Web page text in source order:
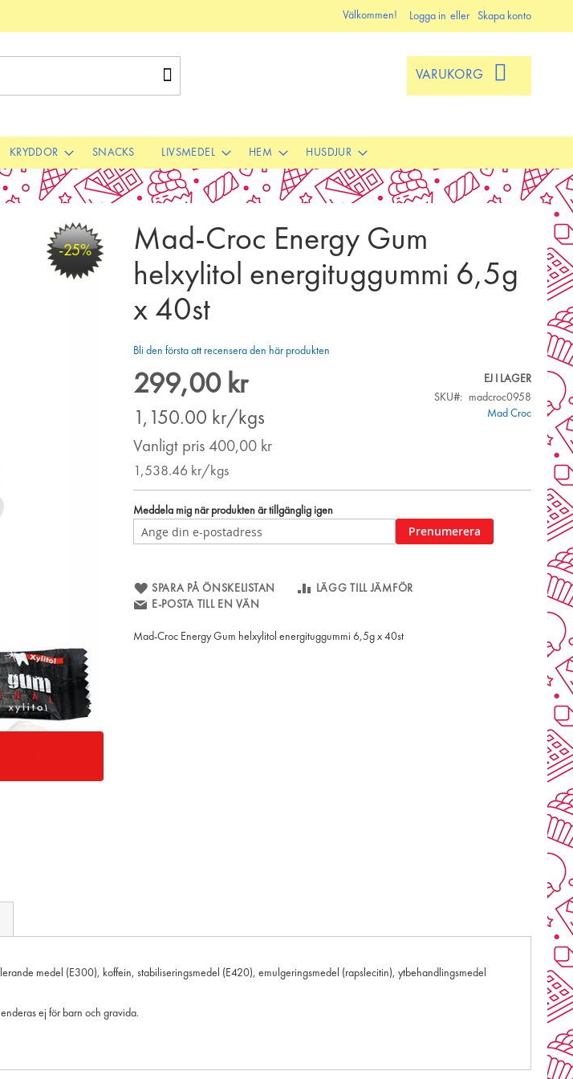
Välkommen! Logga in Skapa konto
VARUKORG
KRYDDOR SNACKS LIVSMEDEL HEM HUSDJUR
-25%
Mad-Croc Energy Gum
helxylitol energituggummi 6,5g
x 40st
Bli den första att recensera den här produkten
Special
299,00 kr
1,150.00 kr/kgs
Vanligt pris 400,00 kr
1,538.46 kr/kgs
EJ I LAGER
SKU
madcroc0958
Mad Croc
Meddela mig när produkten är tillgänglig igen
Prenumerera
SPARA PÅ ÖNSKELISTAN
LÄGG TILL JÄMFÖR
E-POSTA TILL EN VÄN
Mad-Croc Energy Gum helxylitol energituggummi 6,5g x 40st
medel (E300), koffein, stabiliseringsmedel (E420), emulgeringsmedel (rapslecitin), ytbehandlingsmedel
ej för barn och gravida.